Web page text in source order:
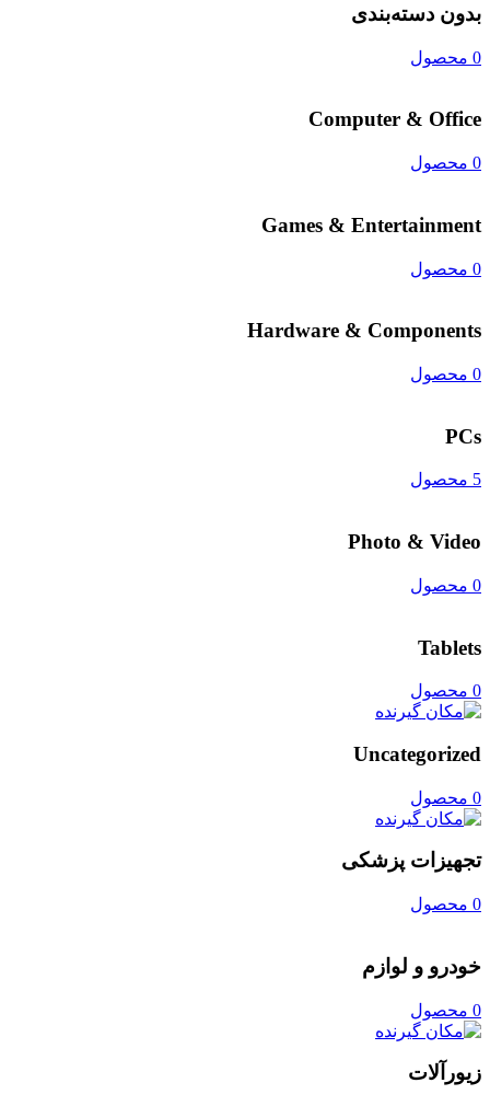
بدون دسته‌بندی
0 محصول
Computer & Office
0 محصول
Games & Entertainment
0 محصول
Hardware & Components
0 محصول
PCs
5 محصول
Photo & Video
0 محصول
Tablets
0 محصول
Uncategorized
0 محصول
تجهیزات پزشکی
0 محصول
خودرو و لوازم
0 محصول
زیورآلات